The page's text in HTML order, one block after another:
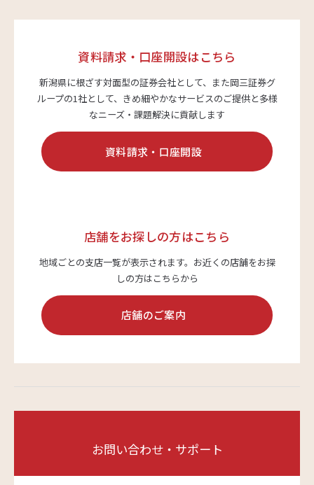
会社案内
採用情報
サステナビリティ
問い合わせフォーム
お電話でのお問い合わせ
0120-03-4649
資料請求・口座開設はこちら
新潟県に根ざす対面型の証券会社として、また岡三証券グ
ループの1社として、 きめ細やかなサービスのご提供と多様
なニーズ・課題解決に貢献します
資料請求・口座開設
店舗をお探しの方はこちら
地域ごとの支店一覧が表示されます。 お近くの店舗をお探
しの方はこちらから
店舗のご案内
お問い合わせ・サポート